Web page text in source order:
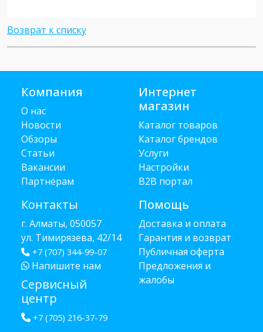
Возврат к списку
Компания
О нас
Новости
Обзоры
Статьи
Вакансии
Партнёрам
Контакты
г. Алматы, 050057
ул. Тимирязева, 42/14
+7 (707) 344-99-07
Напишите нам
Сервисный
центр
+7 (705) 216-37-79
Интернет
магазин
Каталог товаров
Каталог брендов
Услуги
Настройки
B2B портал
Помощь
Доставка и оплата
Гарантия и возврат
Публичная оферта
Предложения и
жалобы